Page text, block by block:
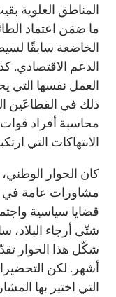
المناطق العلوية
ما ضمَن اعتماد
الخاضعة سابقًا
الدعم الاقتصادي.
العمل نفسها التي
ذلك في القطاعَين
محاسبة أفراد قوات
الانتهاكات التي
كان الحوار
مشاورات عامة
قضايا سياسية
شتّى أرجاء
شكّل هذا الحوار
أشهر. لكن
التي اختير بها